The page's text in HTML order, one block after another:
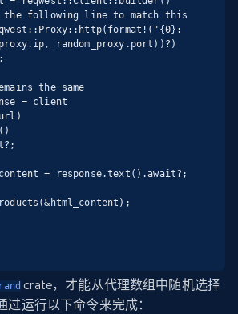
random_proxy.port))?)
rand crate，才能从代理数组中随机选择
运行以下命令来完成：